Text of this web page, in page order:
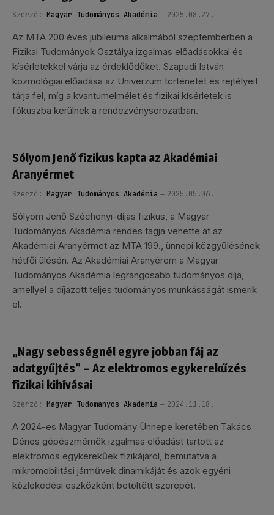
Szerző: Magyar Tudományos Akadémia 2025.08.27.
Az MTA 200 éves jubileuma alkalmából szeptemberben a
Fizikai Tudományok Osztálya izgalmas előadásokkal és
kísérletekkel várja az érdeklődőket. Szapudi István
kozmológiai előadása az Univerzum történetét és rejtélyeit
tárja fel, míg a kvantumelmélet és fizikai kísérletek is
fókuszba kerülnek a rendezvénysorozatban.
Sólyom Jenő fizikus kapta az Akadémiai
Aranyérmet
Szerző: Magyar Tudományos Akadémia 2025.05.06.
Sólyom Jenő Széchenyi-díjas fizikus, a Magyar
Tudományos Akadémia rendes tagja vehette át az
Akadémiai Aranyérmet az MTA 199., ünnepi közgyűlésének
hétfői ülésén. Az Akadémiai Aranyérem a Magyar
Tudományos Akadémia legrangosabb tudományos díja,
amellyel a díjazott teljes tudományos munkásságát ismerik
el.
„Nagy sebességnél egyre jobban fáj az
adatgyűjtés” – Az elektromos egykerekűzés
fizikai kihívásai
Szerző: Magyar Tudományos Akadémia 2024.11.18.
A 2024-es Magyar Tudomány Ünnepe keretében Takács
Dénes gépészmérnök izgalmas előadást tartott az
elektromos egykerekűek fizikájáról, bemutatva a
mikromobilitási járművek dinamikáját és azok egyéni
közlekedési eszközként betöltött szerepét.